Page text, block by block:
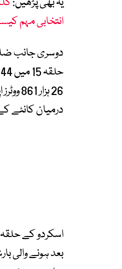
انتخابی مہم
26
درمیان کانٹے
بعد ہونے والی